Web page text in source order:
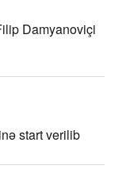
Damyanoviçi
start verilib